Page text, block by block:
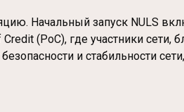
Начальный запуск NULS
(PoC), где участники
и стабильности